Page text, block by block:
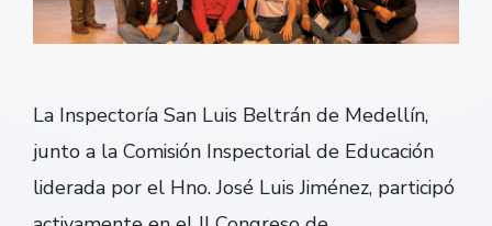
La Inspectoría San Luis Beltrán de Medellín,
junto a la Comisión Inspectorial de Educación
liderada por el Hno. José Luis Jiménez, participó